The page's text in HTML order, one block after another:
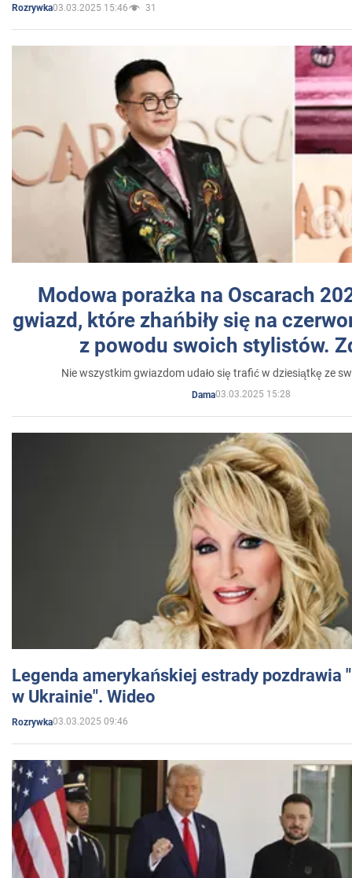
Rozrywka03.03.2025 15:46 31
Modowa porażka na Oscarach
gwiazd, które zhańbiły się na
z powodu swoich stylistów.
Nie wszystkim gwiazdom udało się trafić w dziesiątkę ze
Dama03.03.2025 15:28
Legenda amerykańskiej estrady pozdrawia
w Ukrainie". Wideo
Rozrywka03.03.2025 09:46